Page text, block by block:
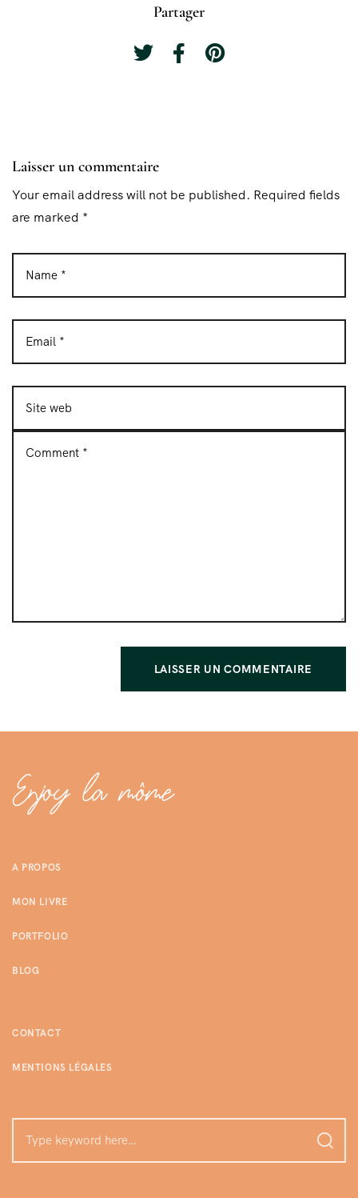
Partager
Laisser un commentaire
Your email address will not be published. Required fields
are marked *
A PROPOS
MON LIVRE
PORTFOLIO
BLOG
CONTACT
MENTIONS LÉGALES